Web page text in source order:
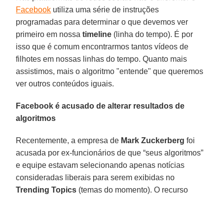
Facebook utiliza uma série de instruções
programadas para determinar o que devemos ver
primeiro em nossatimeline (linha do tempo). É por
isso que é comum encontrarmos tantos vídeos de
filhotes em nossas linhas do tempo. Quanto mais
assistimos, mais o algoritmo "entende" que queremos
ver outros conteúdos iguais.
Facebook é acusado de alterar resultados de
algoritmos
Recentemente, a empresa de Mark Zuckerberg foi
acusada por ex-funcionários de que “seus algoritmos”
e equipe estavam selecionando apenas notícias
consideradas liberais para serem exibidas no
Trending Topics (temas do momento). O recurso